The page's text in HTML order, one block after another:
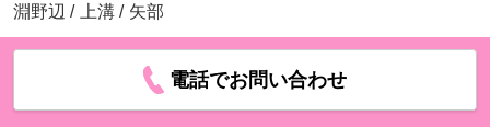
淵野辺 / 上溝 / 矢部
電話でお問い合わせ